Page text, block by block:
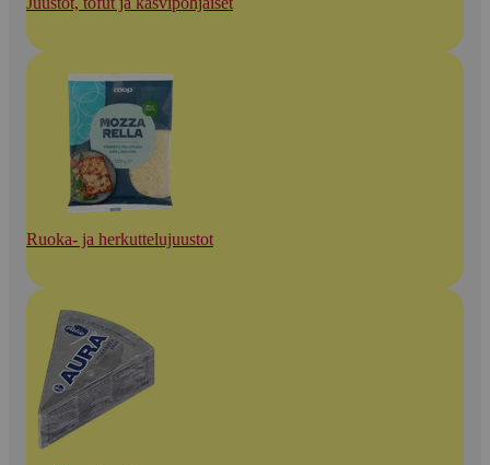
Ruoka- ja herkuttelujuustot